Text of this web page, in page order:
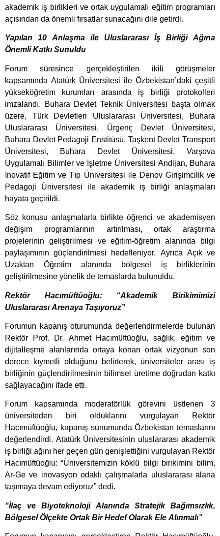
akademik iş birlikleri ve ortak uygulamalı eğitim programları
açısından da önemli fırsatlar sunacağını dile getirdi.
Yapılan 10 Anlaşma ile Uluslararası İş Birliği Ağına
Önemli Katkı Sunuldu
Forum süresince gerçekleştirilen ikili görüşmeler
kapsamında Atatürk Üniversitesi ile Özbekistan’daki çeşitli
yükseköğretim kurumları arasında iş birliği protokolleri
imzalandı. Buhara Devlet Teknik Üniversitesi başta olmak
üzere, Türk Devletleri Uluslararası Üniversitesi, Buhara
Uluslararası Üniversitesi, Ürgenç Devlet Üniversitesi,
Buhara Devlet Pedagoji Enstitüsü, Taşkent Devlet Transport
Üniversitesi, Buhara Devlet Üniversitesi, Varşova
Uygulamalı Bilimler ve İşletme Üniversitesi Andijan, Buhara
İnovatif Eğitim ve Tıp Üniversitesi ile Denov Girişimcilik ve
Pedagoji Üniversitesi ile akademik iş birliği anlaşmaları
hayata geçirildi.
Söz konusu anlaşmalarla birlikte öğrenci ve akademisyen
değişim programlarının artırılması, ortak araştırma
projelerinin geliştirilmesi ve eğitim-öğretim alanında bilgi
paylaşımının güçlendirilmesi hedefleniyor. Ayrıca Açık ve
Uzaktan Öğretim alanında bölgesel iş birliklerinin
geliştirilmesine yönelik de temaslarda bulunuldu.
Rektör Hacımüftüoğlu: “Akademik Birikimimizi
Uluslararası Arenaya Taşıyoruz”
Forumun kapanış oturumunda değerlendirmelerde bulunan
Rektör Prof. Dr. Ahmet Hacımüftüoğlu, sağlık, eğitim ve
dijitalleşme alanlarında ortaya konan ortak vizyonun son
derece kıymetli olduğunu belirterek, üniversiteler arası iş
birliğinin güçlendirilmesinin bilimsel üretime doğrudan katkı
sağlayacağını ifade etti.
Forum kapsamında moderatörlük görevini üstlenen 3
üniversiteden biri olduklarını vurgulayan Rektör
Hacımüftüoğlu, kapanış sunumunda Özbekistan temaslarını
değerlendirdi. Atatürk Üniversitesinin uluslararası akademik
iş birliği ağını her geçen gün genişlettiğini vurgulayan Rektör
Hacımüftüoğlu: “Üniversitemizin köklü bilgi birikimini bilim,
Ar-Ge ve inovasyon odaklı çalışmalarla uluslararası alana
taşımaya devam ediyoruz” dedi.
“İlaç ve Biyoteknoloji Alanında Stratejik Bağımsızlık,
Bölgesel Ölçekte Ortak Bir Hedef Olarak Ele Alınmalı”